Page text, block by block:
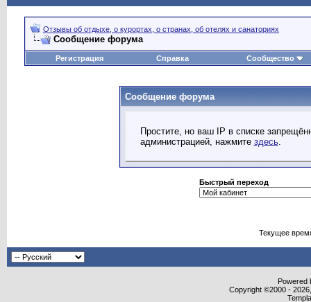
Отзывы об отдыхе, о курортах, о странах, об отелях и санаториях
Сообщение форума
Регистрация Справка Сообщество
Сообщение форума
Простите, но ваш IP в списке
администрацией, нажмите здесь.
Быстрый переход
Текущее
Powered
Copyright ©2000 -